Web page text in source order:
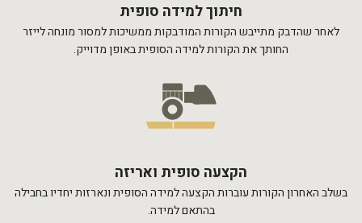
חיתוך למידה סופית
לאחר שהדבק מתייבש הקורות המודבקות ממשיכות למסור מונחה לייזר
החותך את הקורות למידה הסופית באופן מדוייק.
הקצעה סופית ואריזה
בשלב האחרון הקורות עוברות הקצעה למידה הסופית ונארזות יחדיו בחבילה
בהתאם למידה.